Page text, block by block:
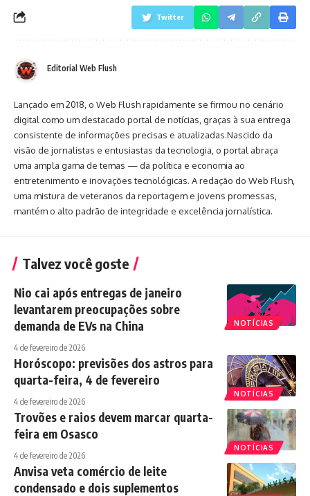
Twitter
Editorial Web Flush
Lançado em 2018, o Web Flush rapidamente se firmou no cenário
digital como um destacado portal de notícias, graças à sua entrega
consistente de informações precisas e atualizadas.Nascido da
visão de jornalistas e entusiastas da tecnologia, o portal abraça
uma ampla gama de temas — da política e economia ao
entretenimento e inovações tecnológicas. A redação do Web Flush,
uma mistura de veteranos da reportagem e jovens promessas,
mantém o alto padrão de integridade e excelência jornalística.
Talvez você goste
NOTÍCIAS
Nio cai após entregas de janeiro
levantarem preocupações sobre
demanda de EVs na China
4 de fevereiro de 2026
NOTÍCIAS
Horóscopo: previsões dos astros para
quarta-feira, 4 de fevereiro
4 de fevereiro de 2026
NOTÍCIAS
Trovões e raios devem marcar quarta-
feira em Osasco
4 de fevereiro de 2026
Anvisa veta comércio de leite
condensado e dois suplementos